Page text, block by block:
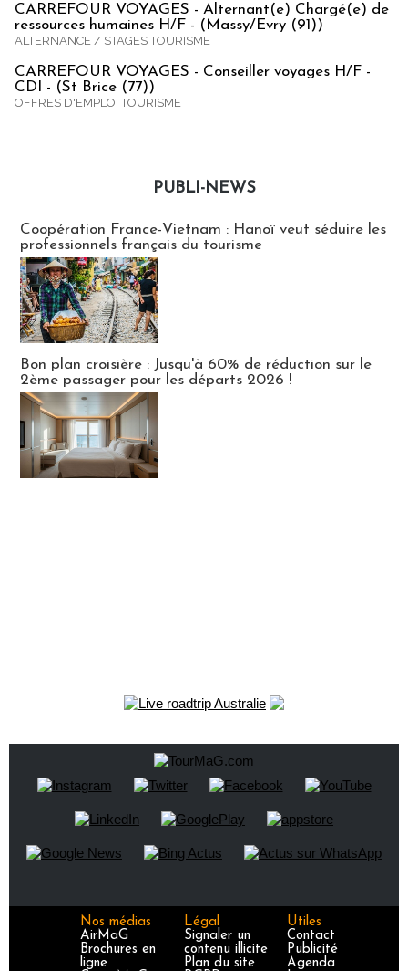
CARREFOUR VOYAGES - Alternant(e) Chargé(e) de
ressources humaines H/F - (Massy/Evry (91))
ALTERNANCE / STAGES TOURISME
CARREFOUR VOYAGES - Conseiller voyages H/F -
CDI - (St Brice (77))
OFFRES D'EMPLOI TOURISME
PUBLI-NEWS
Coopération France-Vietnam : Hanoï veut séduire les
professionnels français du tourisme
Bon plan croisière : Jusqu'à 60% de réduction sur le
2ème passager pour les départs 2026 !
Nos médias
AirMaG
Brochures en
ligne
Légal
Signaler un
contenu illicite
Plan du site
Utiles
Contact
Publicité
Agenda